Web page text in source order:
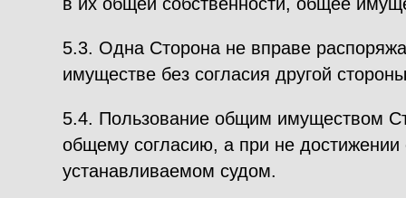
5.3. Одна Сторона не вправе
имуществе без согласия другой
5.4. Пользование общим имуществом
общему согласию, а при не достижении
устанавливаемом судом.